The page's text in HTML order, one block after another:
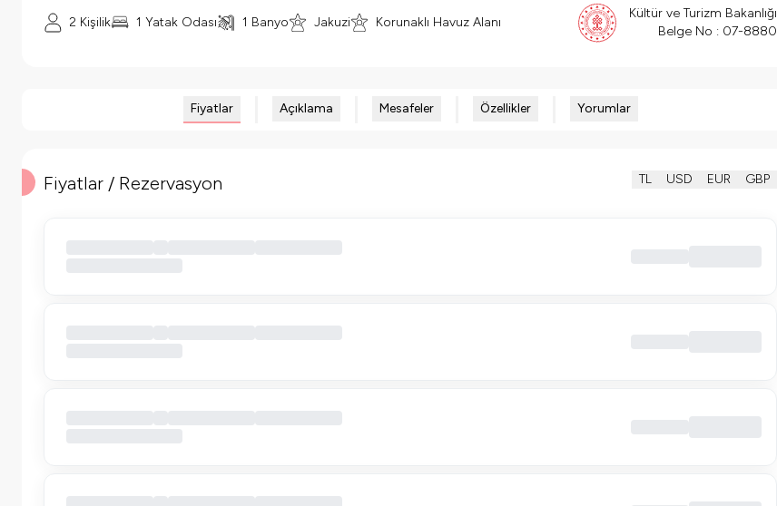
2 Kişilik 1 Yatak Odası 1 Banyo Jakuzi Korunaklı Havuz Alanı
Kültür ve Turizm Bakanlığı
Belge No : 07-8880
Fiyatlar Açıklama Mesafeler Özellikler Yorumlar
Fiyatlar / Rezervasyon TL USD EUR GBP